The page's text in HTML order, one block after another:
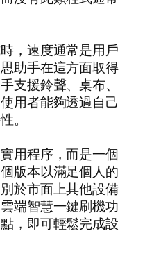
，速度通常是用戶
助手在這方面取得
支援鈴聲、桌布、
用者能夠透過自己
。
用程序，而是一個
版本以滿足個人的
於市面上其他設備
端智慧一鍵刷機功
，即可輕鬆完成設